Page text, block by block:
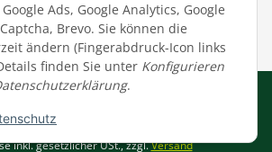
Ads, Google Analytics, Google
Brevo. Sie können die
ändern (Fingerabdruck-Icon links
finden Sie unter Konfigurieren
.
|AGB|Datenschutz
© MEGAZOO Alpha GmbH
inkl. gesetzlicher USt., zzgl.Versand